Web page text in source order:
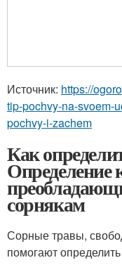
Источник: https://
tip-pochvy-na-svoem-
pochvy-i-zachem
Как
Определение
сорнякам
Сорные травы,
помогают